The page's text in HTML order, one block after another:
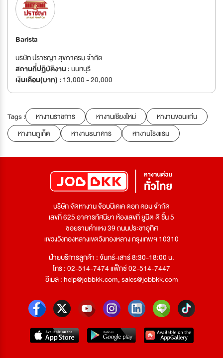
Barista
บริษัท ปราชญา สุขภาศรม จำกัด
สถานที่ปฏิบัติงาน :นนทบุรี
เงินเดือน(บาท) : 13,000 - 20,000
Tags : หางานราชการ หางานเชียงใหม่
หางานขอนแก่น
หางานภูเก็ต
หางานธนาคาร หางานโรงแรม
บริษัท จัดหางาน จ๊อบบีเคเค ดอท คอม จำกัด
เลขที่ 625 อาคารทัศนียา ห้องเลขที่ ยูนิต ดี ชั้น 5
ซอยรามคำแหง 39 ถนนประชาอุทิศ
แขวงวังทองหลางเขตวังทองหลาง กรุงเทพฯ 10310
ฝ่ายบริการลูกค้า : จันทร์-เสาร์ 8:30-18:00 น.
โทร : 02-514-7474 แฟ็กซ์ 02-514-7447
อีเมล :help@jobbkk.com,sales@jobbkk.com